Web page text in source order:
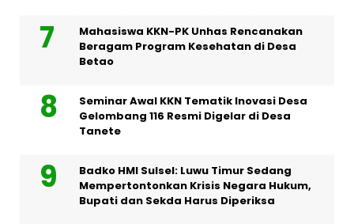
Mahasiswa KKN-PK Unhas Rencanakan
Beragam Program Kesehatan di Desa
Betao
Seminar Awal KKN Tematik Inovasi Desa
Gelombang 116 Resmi Digelar di Desa
Tanete
Badko HMI Sulsel: Luwu Timur Sedang
Mempertontonkan Krisis Negara Hukum,
Bupati dan Sekda Harus Diperiksa